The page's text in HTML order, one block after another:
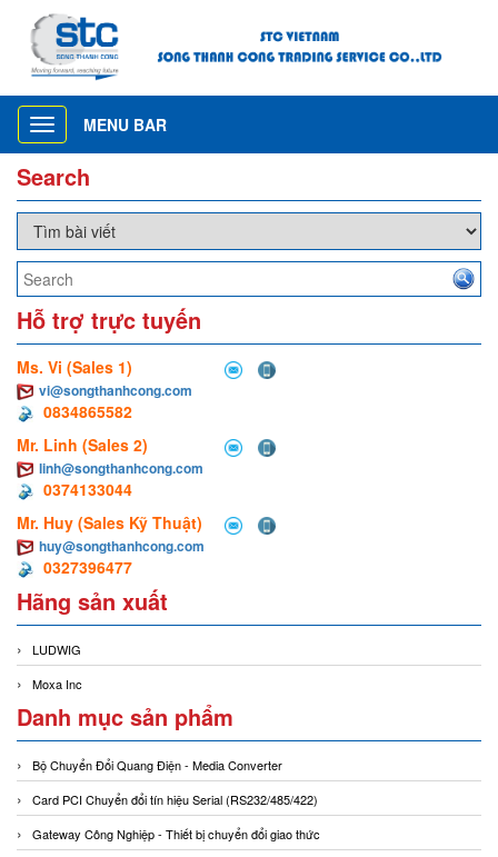
Toggle
navigation
MENU BAR
Search
Hỗ trợ trực tuyến
Ms. Vi (Sales 1)
vi@songthanhcong.com
0834865582
Mr. Linh (Sales 2)
linh@songthanhcong.com
0374133044
Mr. Huy (Sales Kỹ Thuật)
huy@songthanhcong.com
0327396477
Hãng sản xuất
LUDWIG
Moxa Inc
Danh mục sản phẩm
Bộ Chuyển Đổi Quang Điện - Media Converter
Card PCI Chuyển đổi tín hiệu Serial (RS232/485/422)
Gateway Công Nghiệp - Thiết bị chuyển đổi giao thức